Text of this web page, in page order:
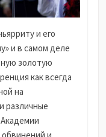
и его
и в самом деле
золотую
как всегда
на
различные